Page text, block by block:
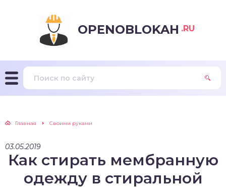
OPENOBLOKAH .RU
Главная Своими руками
03.05.2019
Как стирать мембранную
одежду в стиральной